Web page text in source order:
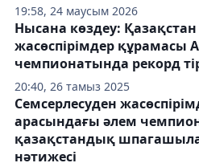
19:58, 24 маусым 2026
20:40, 26 тамыз 2025
Нысана көздеу: Қазақстан
жасөспірімдер құрамасы
чемпионатында рекорд
Семсерлесуден
арасындағы әлем
қазақстандық
нәтижесі